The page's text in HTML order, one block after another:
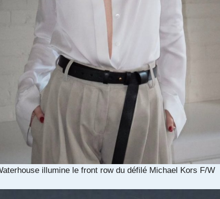
illumine le front row du défilé Michael Kors F/W